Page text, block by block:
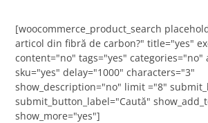
[woocommerce_product_search
articol din fibră de carbon?" title="yes"
content="no" tags="yes"
sku="yes" delay="1000" characters="3"
show_description="no" limit ="8"
submit_button_label="Caută"
show_more="yes"]